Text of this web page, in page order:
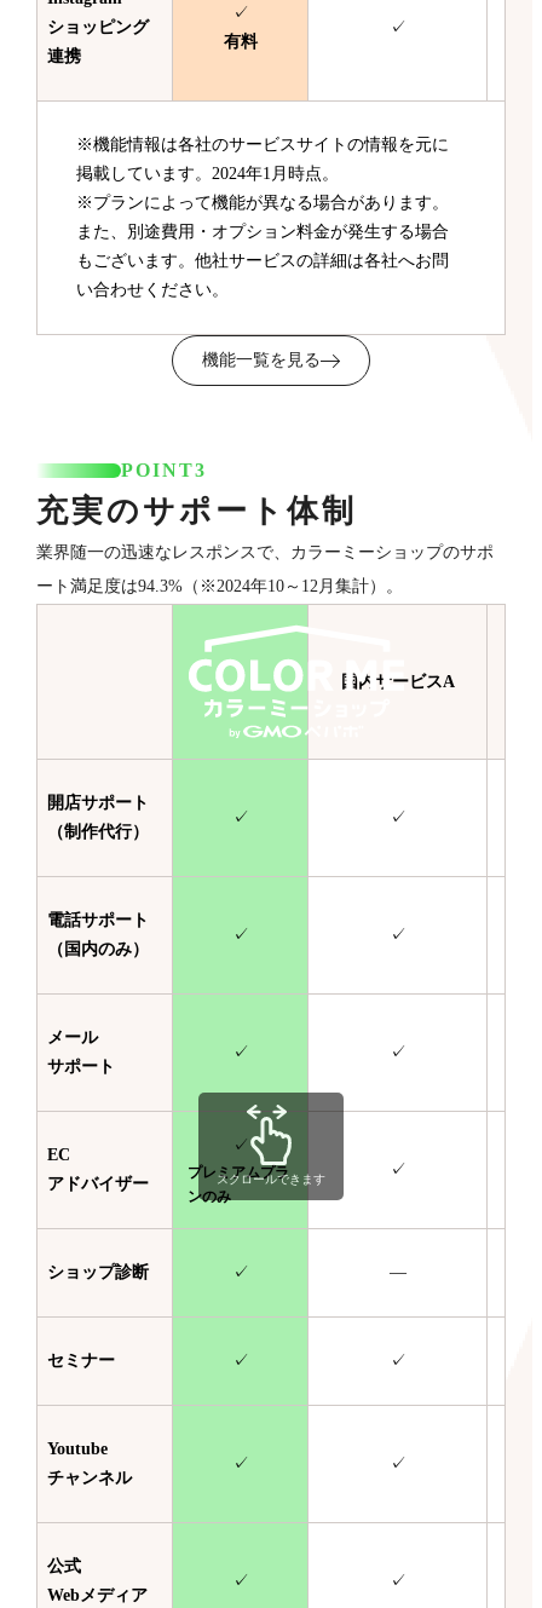
ショッピング
連携
✓
有料
✓
※機能情報は各社のサービスサイトの情報を元に
掲載しています。2024年1月時点。
※プランによって機能が異なる場合があります。
また、別途費用・オプション料金が発生する場合
もございます。他社サービスの詳細は各社へお問
い合わせください。
機能一覧を見る
POINT3
充実のサポート体制
業界随一の迅速なレスポンスで、カラーミーショップのサポ
ート満足度は94.3%（※2024年10～12月集計）。
国内サービスA
開店サポート
（制作代行）
✓ ✓
電話サポート
（国内のみ）
✓ ✓
メール
サポート
✓ ✓
EC
アドバイザー
✓
プレミアムプラ
ンのみ
✓
ショップ診断 ✓ —
セミナー ✓ ✓
Youtube
チャンネル
✓ ✓
公式
Webメディア
✓ ✓
スクロールできます